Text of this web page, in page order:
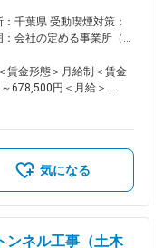
立を行っていることによ
の中でもかなり良い環
「あたりまえに安心で
共に描きつくる総合力企
し、組織基盤を強化して
社員の層を厚くし、将来
しており、1～3年かけ
体的な関東土木エリアの
実績一覧＞
規模道路工事 ・空港造成
/新設工事 ・高架橋工事 ※
千葉県 受動喫煙対策：
会社の定める事業所（リ
賃金形態＞月給制＜賃金
678,500円＜月給＞
歳：1150万※地域限定職
提示になります。賃金は
を通じて上下する可能性が
気になる
ンネル工事（土木